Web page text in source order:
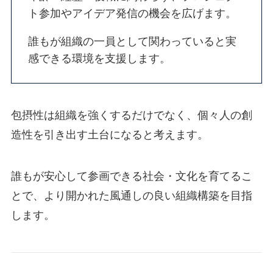
ト参加やアイデア発信の機会を広げます。
誰もが組織の一員として関わっていると実
感できる環境を支援します。
包摂性は組織を強くするだけでなく、個々人の創
造性を引き出す土台になると考えます。
誰もが安心して参画できる社会・文化を育てるこ
とで、より開かれた風通しの良い組織構築を目指
します。